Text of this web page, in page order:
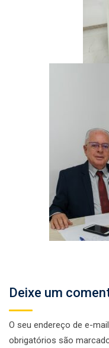
Deixe um
O seu endereço de e-
obrigatórios são